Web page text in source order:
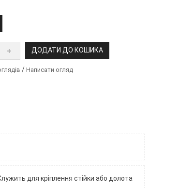
ДОДАТИ ДО КОШИКА
/Написати огляд
для кріплення стійки або долота